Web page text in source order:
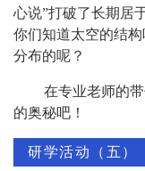
心说”打破了长期居
你们知道太空的结
分布的呢？
在专业老师的
的奥秘吧！
研学活动（五）